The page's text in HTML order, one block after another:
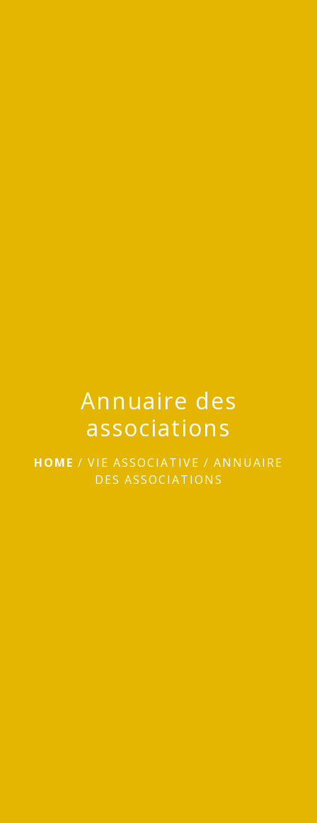
Annuaire des
associations
HOME / VIE ASSOCIATIVE / ANNUAIRE
DES ASSOCIATIONS